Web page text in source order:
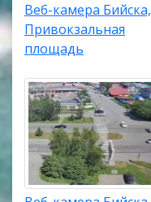
Веб-камера Бийска,
Привокзальная
площадь